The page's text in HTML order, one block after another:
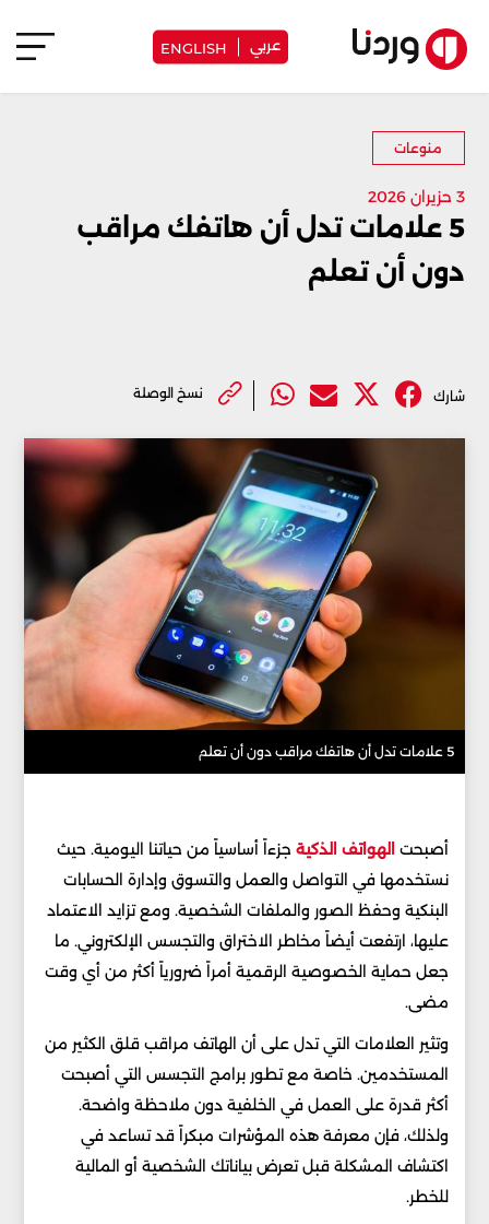
عربي ENGLISH
منوعات
3 حزيران 2026
5 علامات تدل أن هاتفك مراقب
دون أن تعلم
شارك نسخ الوصلة
5 علامات تدل أن هاتفك مراقب دون أن تعلم
أصبحت الهواتف الذكية جزءاً أساسياً من حياتنا اليومية. حيث
نستخدمها في التواصل والعمل والتسوق وإدارة الحسابات
البنكية وحفظ الصور والملفات الشخصية. ومع تزايد الاعتماد
عليها، ارتفعت أيضاً مخاطر الاختراق والتجسس الإلكتروني. ما
جعل حماية الخصوصية الرقمية أمراً ضرورياً أكثر من أي وقت
مضى.
وتثير العلامات التي تدل على أن الهاتف مراقب قلق الكثير من
المستخدمين. خاصة مع تطور برامج التجسس التي أصبحت
أكثر قدرة على العمل في الخلفية دون ملاحظة واضحة.
ولذلك، فإن معرفة هذه المؤشرات مبكراً قد تساعد في
اكتشاف المشكلة قبل تعرض بياناتك الشخصية أو المالية
للخطر.